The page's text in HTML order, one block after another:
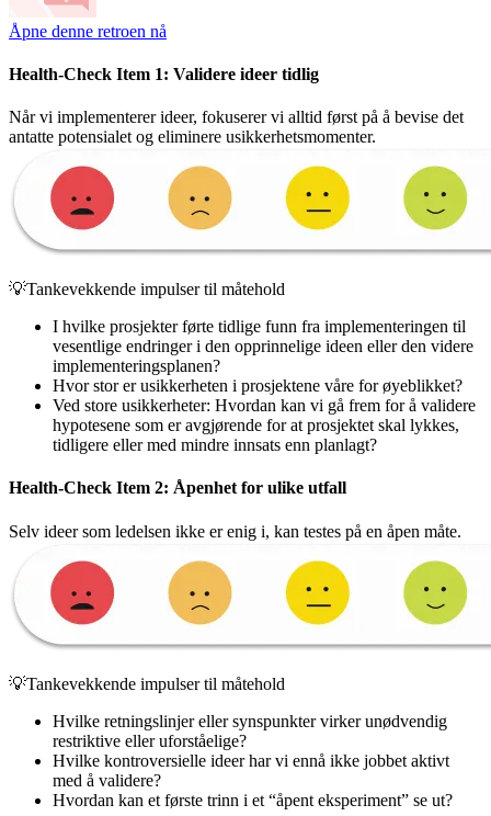
Åpne denne retroen nå
Health-Check Item 1: Validere ideer tidlig
Når vi implementerer ideer, fokuserer vi alltid først på å bevise det
antatte potensialet og eliminere usikkerhetsmomenter.
💡Tankevekkende impulser til måtehold
I hvilke prosjekter førte tidlige funn fra implementeringen til
vesentlige endringer i den opprinnelige ideen eller den videre
implementeringsplanen?
Hvor stor er usikkerheten i prosjektene våre for øyeblikket?
Ved store usikkerheter: Hvordan kan vi gå frem for å validere
hypotesene som er avgjørende for at prosjektet skal lykkes,
tidligere eller med mindre innsats enn planlagt?
Health-Check Item 2: Åpenhet for ulike utfall
Selv ideer som ledelsen ikke er enig i, kan testes på en åpen måte.
💡Tankevekkende impulser til måtehold
Hvilke retningslinjer eller synspunkter virker unødvendig
restriktive eller uforståelige?
Hvilke kontroversielle ideer har vi ennå ikke jobbet aktivt
med å validere?
Hvordan kan et første trinn i et “åpent eksperiment” se ut?